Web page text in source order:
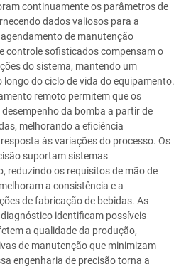
continuamente os parâmetros de
dados valiosos para a
de manutenção
controle sofisticados compensam o
do sistema, mantendo um
do ciclo de vida do equipamento.
remoto permitem que os
da bomba a partir de
melhorando a eficiência
às variações do processo. Os
suportam sistemas
reduzindo os requisitos de mão de
a consistência e a
de fabricação de bebidas. As
identificam possíveis
a qualidade da produção,
de manutenção que minimizam
engenharia de precisão torna a